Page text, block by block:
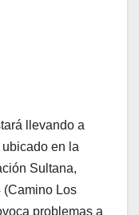
llevando a
en la
Sultana,
(Camino Los
problemas a